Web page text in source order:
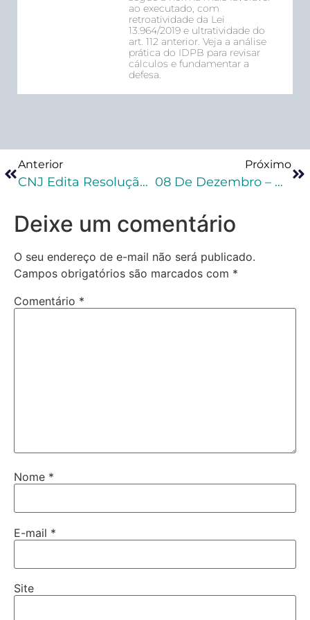
ao executado, com
retroatividade da Lei
13.964/2019 e ultratividade do
art. 112 anterior. Veja a análise
prática do IDPB para revisar
cálculos e fundamentar a
defesa.
Anterior
CNJ Edita Resolução Que Busca Superar Falhas No Reconhecimento De Pessoas
Próximo
08 De Dezembro – Dia Da Justiça
Deixe um comentário
O seu endereço de e-mail não será publicado.
Campos obrigatórios são marcados com *
Comentário *
Nome *
E-mail *
Site